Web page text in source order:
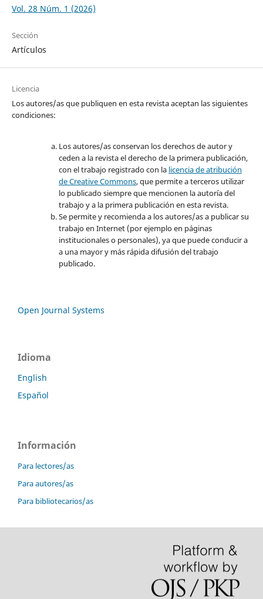
Vol. 28 Núm. 1 (2026)
Sección
Artículos
Licencia
Los autores/as que publiquen en esta revista aceptan las siguientes
condiciones:
Los autores/as conservan los derechos de autor y
ceden a la revista el derecho de la primera publicación,
con el trabajo registrado con la licencia de atribución
de Creative Commons, que permite a terceros utilizar
lo publicado siempre que mencionen la autoría del
trabajo y a la primera publicación en esta revista.
Se permite y recomienda a los autores/as a publicar su
trabajo en Internet (por ejemplo en páginas
institucionales o personales), ya que puede conducir a
a una mayor y más rápida difusión del trabajo
publicado.
Open Journal Systems
Idioma
English
Español
Información
Para lectores/as
Para autores/as
Para bibliotecarios/as